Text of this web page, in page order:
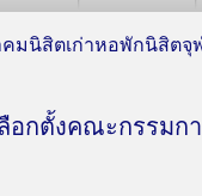
มนิสิตเก่าหอพักนิสิตจุ
อกตั้งคณะกรรมก